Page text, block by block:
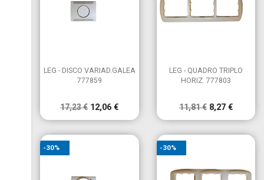
Vista rápida
LEG - DISCO VARIAD.GALEA
777859
17,23 € 12,06 €
 Vista rápida
LEG - QUADRO TRIPLO
HORIZ. 777803
11,81 € 8,27 €
-30% -30%